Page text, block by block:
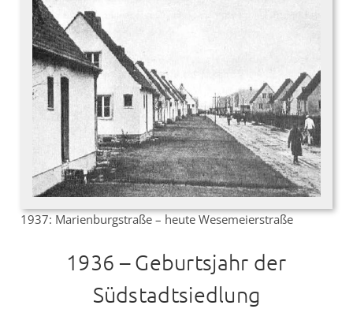
1937: Marienburgstraße – heute Wesemeierstraße
1936 – Geburtsjahr der
Südstadtsiedlung